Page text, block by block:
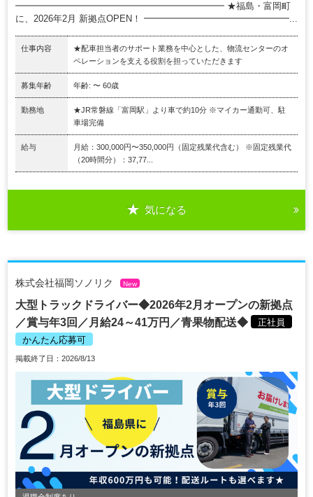
━━━━━━━━━━━━━━━━━━━━━━━ ★福島・富岡町
に、2026年2月 新拠点OPEN！ ━━━━━━━━━━━━━━━━...
仕事内容
★配車担当者のサポート業務を中心とした、物流センターのオ
ペレーションを支える役割を担っていただきます
募集年齢 年齢: 〜 60歳
勤務地
★JR常磐線「富岡駅」より車で約10分 ※マイカー通勤可、駐
車場完備
給与
月給：300,000円〜350,000円（固定残業代含む） ※固定残業代
（20時間分）：37,77...
気になる
株式会社福岡ソノリク New
大型トラックドライバー◆2026年2月オープンの新拠点
／賞与年3回／月給24～41万円／青果物配送◆
正社員
かんたん応募可
掲載終了日：2026/8/13